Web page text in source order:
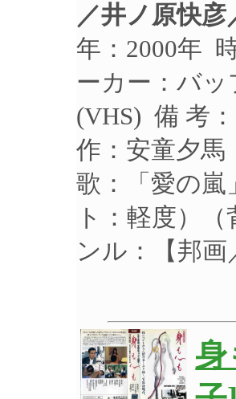
／井ノ原快
年：2000年
ーカー：バ
(VHS) 備 考
作：安童夕馬
歌：「愛の
ト：軽度）
ンル：【邦